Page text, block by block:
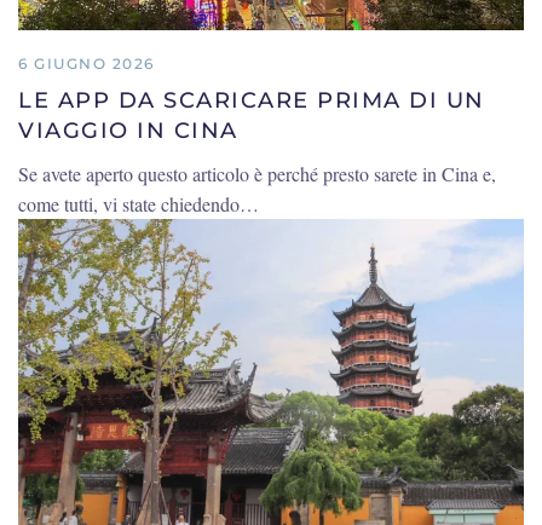
6 GIUGNO 2026
LE APP DA SCARICARE PRIMA DI UN
VIAGGIO IN CINA
Se avete aperto questo articolo è perché presto sarete in Cina e,
come tutti, vi state chiedendo…